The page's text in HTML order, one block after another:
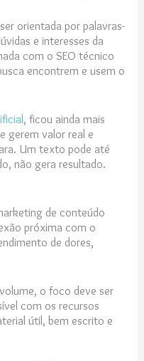
orientada por palavras-
e interesses da
com o SEO técnico
encontrem e usem o
, ficou ainda mais
gerem valor real e
Um texto pode até
não gera resultado.
de conteúdo
próxima com o
de dores,
o foco deve ser
com os recursos
útil, bem escrito e